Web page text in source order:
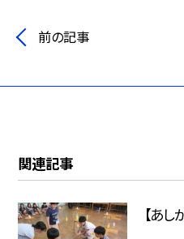
前の記事
関連記事
【あ